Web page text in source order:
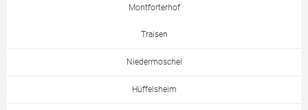
Montforterhof
Traisen
Niedermoschel
Hüffelsheim